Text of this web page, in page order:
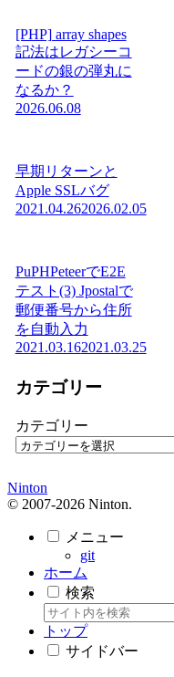
[PHP] array shapes
記法はレガシーコ
ードの銀の弾丸に
なるか？
2026.06.08
早期リターンと
Apple SSLバグ
2021.04.262026.02.05
PuPHPeteerでE2E
テスト(3) Jpostalで
郵便番号から住所
を自動入力
2021.03.162021.03.25
カテゴリー
カテゴリー
Ninton
© 2007-2026 Ninton.
メニュー
git
ホーム
検索
トップ
サイドバー